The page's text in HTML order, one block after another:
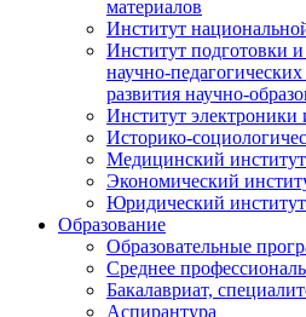
материалов
Институт
Институт подготовки
научно-
развития научно-
Институт электроники
Историко-
Медицинский институт
Экономический
Юридический институт
Образование
Образовательные
Среднее
Бакалавриат,
Аспирантура